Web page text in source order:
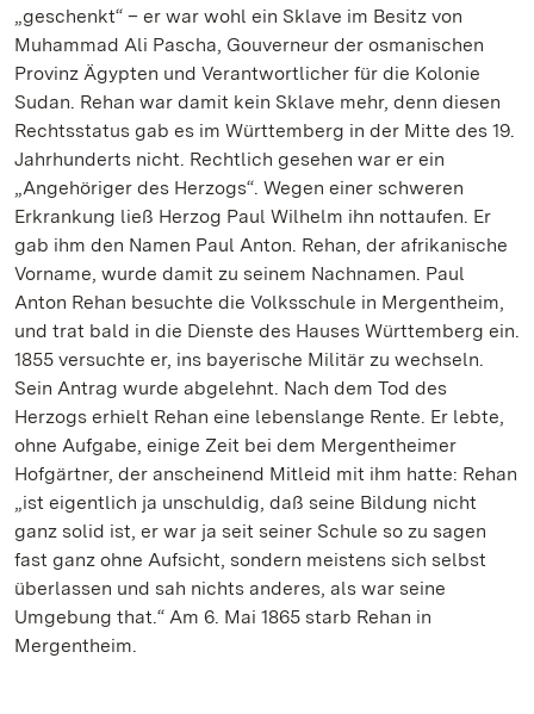
„geschenkt“ – er war wohl ein Sklave im Besitz von
Muhammad Ali Pascha, Gouverneur der osmanischen
Provinz Ägypten und Verantwortlicher für die Kolonie
Sudan. Rehan war damit kein Sklave mehr, denn diesen
Rechtsstatus gab es im Württemberg in der Mitte des 19.
Jahrhunderts nicht. Rechtlich gesehen war er ein
„Angehöriger des Herzogs“. Wegen einer schweren
Erkrankung ließ Herzog Paul Wilhelm ihn nottaufen. Er
gab ihm den Namen Paul Anton. Rehan, der afrikanische
Vorname, wurde damit zu seinem Nachnamen. Paul
Anton Rehan besuchte die Volksschule in Mergentheim,
und trat bald in die Dienste des Hauses Württemberg ein.
1855 versuchte er, ins bayerische Militär zu wechseln.
Sein Antrag wurde abgelehnt. Nach dem Tod des
Herzogs erhielt Rehan eine lebenslange Rente. Er lebte,
ohne Aufgabe, einige Zeit bei dem Mergentheimer
Hofgärtner, der anscheinend Mitleid mit ihm hatte: Rehan
„ist eigentlich ja unschuldig, daß seine Bildung nicht
ganz solid ist, er war ja seit seiner Schule so zu sagen
fast ganz ohne Aufsicht, sondern meistens sich selbst
überlassen und sah nichts anderes, als war seine
Umgebung that.“ Am 6. Mai 1865 starb Rehan in
Mergentheim.